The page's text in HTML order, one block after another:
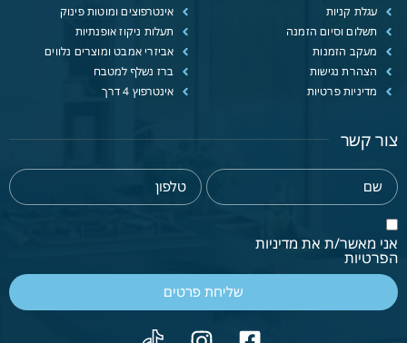
עגלת קניות
תשלום וסיום הזמנה
מעקב הזמנות
הצהרת נגישות
מדיניות פרטיות
אינטרפוצים ומוטות פינוק
תעלות ניקוז אופנתיות
אביזרי אמבט ומוצרים נלווים
ברז נשלף למטבח
אינטרפוץ 4 דרך
צור קשר
אני מאשר/ת את מדיניות
הפרטיות
שליחת פרטים